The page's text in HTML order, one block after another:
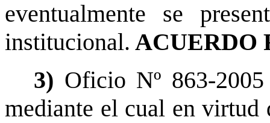
eventualmente se
institucional. ACUERDO
3) Oficio Nº 863-
mediante el cual en virtud